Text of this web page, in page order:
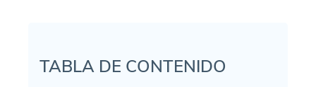
TABLA DE CONTENIDO